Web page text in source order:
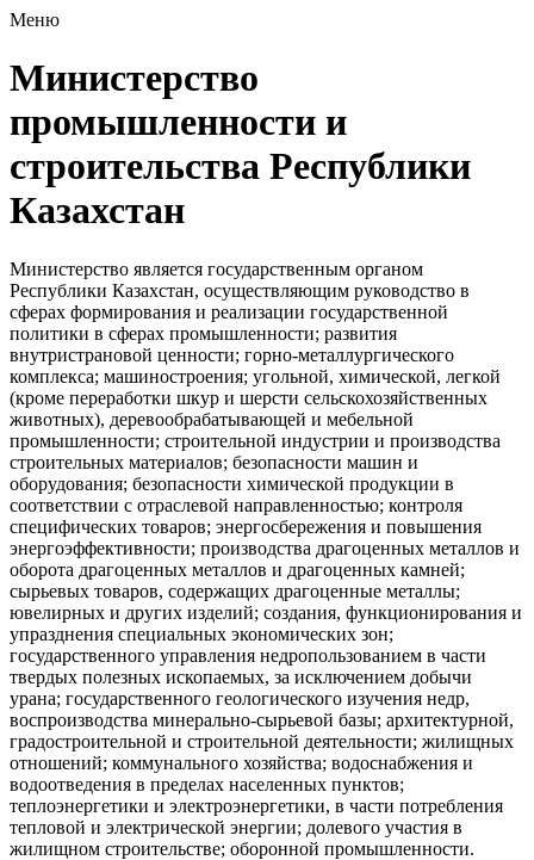
Меню
Министерство
промышленности и
строительства Республики
Казахстан
Министерство является государственным органом
Республики Казахстан, осуществляющим руководство в
сферах формирования и реализации государственной
политики в сферах промышленности; развития
внутристрановой ценности; горно-металлургического
комплекса; машиностроения; угольной, химической, легкой
(кроме переработки шкур и шерсти сельскохозяйственных
животных), деревообрабатывающей и мебельной
промышленности; строительной индустрии и производства
строительных материалов; безопасности машин и
оборудования; безопасности химической продукции в
соответствии с отраслевой направленностью; контроля
специфических товаров; энергосбережения и повышения
энергоэффективности; производства драгоценных металлов и
оборота драгоценных металлов и драгоценных камней;
сырьевых товаров, содержащих драгоценные металлы;
ювелирных и других изделий; создания, функционирования и
упразднения специальных экономических зон;
государственного управления недропользованием в части
твердых полезных ископаемых, за исключением добычи
урана; государственного геологического изучения недр,
воспроизводства минерально-сырьевой базы; архитектурной,
градостроительной и строительной деятельности; жилищных
отношений; коммунального хозяйства; водоснабжения и
водоотведения в пределах населенных пунктов;
теплоэнергетики и электроэнергетики, в части потребления
тепловой и электрической энергии; долевого участия в
жилищном строительстве; оборонной промышленности.